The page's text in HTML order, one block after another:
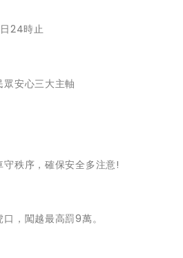
24時止
安心三大主軸
秩序，確保安全多注意!
，闖越最高罰9萬。